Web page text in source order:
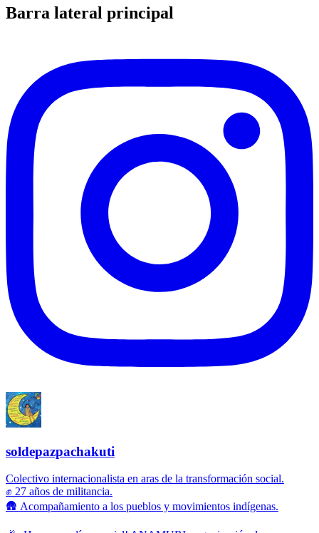
Barra lateral principal
soldepazpachakuti
Colectivo internacionalista en aras de la transformación social.
✊ 27 años de militancia.
🛖 Acompañamiento a los pueblos y movimientos indígenas.